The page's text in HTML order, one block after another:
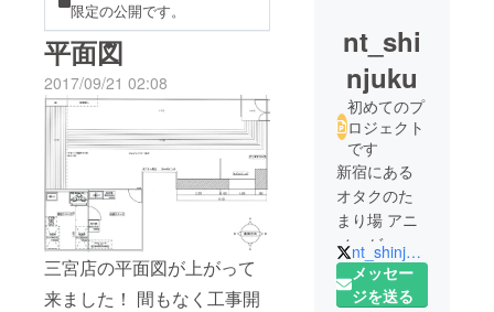
限定の公開です。
平面図
2017/09/21 02:08
三宮店の平面図が上がって
来ました！ 間もなく工事開
nt_shi
njuku
初めてのプ
ロジェクト
です
新宿にある
オタクのた
まり場 アニ
メ・ゲーム
好き、ボド
ゲ・サバゲ
nt_shinjuku
メッセー
ジを送る